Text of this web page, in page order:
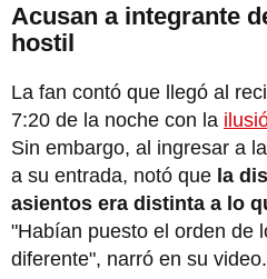
Acusan a integrante
hostil
La fan contó que llegó al
7:20 de la noche con la
Sin embargo, al ingresar a
a su entrada, notó que la
asientos era distinta a lo
"Habían puesto el orden de
diferente", narró en su video.